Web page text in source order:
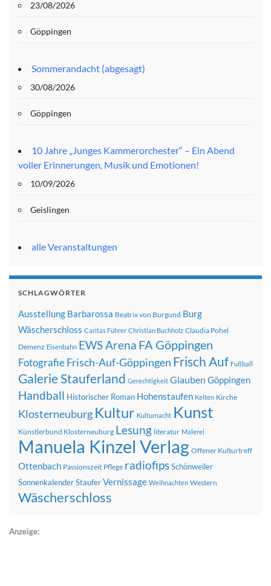
23/08/2026
Göppingen
Sommerandacht (abgesagt)
30/08/2026
Göppingen
10 Jahre „Junges Kammerorchester“ – Ein Abend
voller Erinnerungen, Musik und Emotionen!
10/09/2026
Geislingen
alle Veranstaltungen
SCHLAGWÖRTER
Ausstellung Barbarossa Beatrix von Burgund Burg
Wäscherschloss Caritas Führer Christian Buchholz Claudia Pohel
Demenz Eisenbahn EWS Arena FA Göppingen
FotografieFrisch-Auf-Göppingen Frisch Auf Fußball
Galerie Stauferland Gerechtigkeit Glauben Göppingen
Handball Historischer Roman Hohenstaufen Kelten Kirche
Klosterneuburg Kultur Kulturnacht Kunst
Künstlerbund Klosterneuburg Lesung literatur Malerei
Manuela Kinzel Verlag Offener Kulturtreff
Ottenbach Passionszeit Pflege radiofipsSchönweiler
SonnenkalenderStauferVernissage Weihnachten Western
Wäscherschloss
Anzeige: